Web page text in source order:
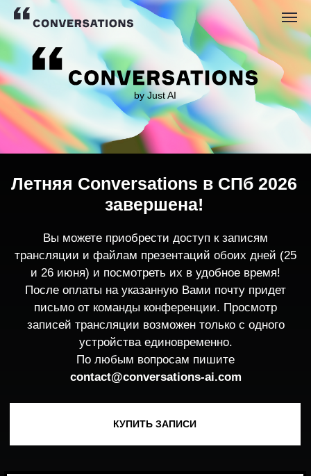
by Just AI
трансляции и файлам презентаций обоих дней (25
После оплаты на указанную Вами почту придет
записей трансляции возможен только с одного
устройства единовременно.
По любым вопросам пишите
contact@conversations-ai.co m
Летняя Conversations в СПб 2026
завершена!
Ждем вас 2 декабря на
Conversations 2026 в Москве
ПОДПИСАТЬСЯ НА НОВОСТИ